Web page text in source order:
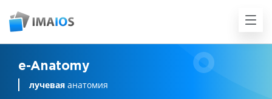
e-Anatomy
лучевая анатомия